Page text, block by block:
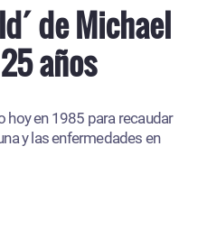
de Michael
años
hoy en 1985 para recaudar
y las enfermedades en